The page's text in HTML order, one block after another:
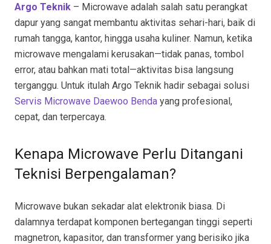
Argo Teknik – Microwave adalah salah satu perangkat
dapur yang sangat membantu aktivitas sehari-hari, baik di
rumah tangga, kantor, hingga usaha kuliner. Namun, ketika
microwave mengalami kerusakan—tidak panas, tombol
error, atau bahkan mati total—aktivitas bisa langsung
terganggu. Untuk itulah Argo Teknik hadir sebagai solusi
Servis Microwave Daewoo Benda yang profesional,
cepat, dan terpercaya.
Kenapa Microwave Perlu Ditangani
Teknisi Berpengalaman?
Microwave bukan sekadar alat elektronik biasa. Di
dalamnya terdapat komponen bertegangan tinggi seperti
magnetron, kapasitor, dan transformer yang berisiko jika